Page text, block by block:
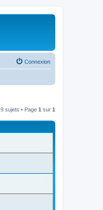
Connexion
9 sujets • Page 1 sur 1